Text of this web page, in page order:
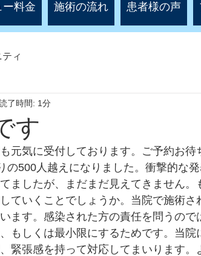
ー料金 施術の流れ 患者様の声
ィ
す
了時間: 1分
元気に受付しております。ご予約お
の500人越えになりました。衝撃的な
ましたが、まだまだ見えてきません。
ていくことでしょうか。当院で施術さ
ます。感染された方の責任を問うので
もしくは最小限にするためです。当院
緊張感を持って対応してまいります。